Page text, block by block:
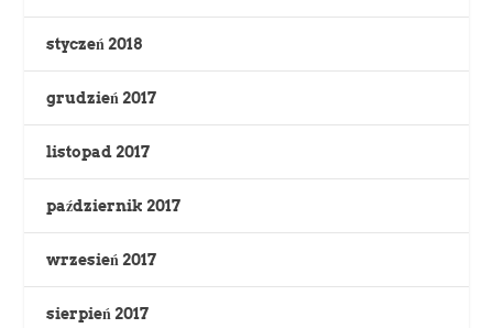
styczeń 2018
grudzień 2017
listopad 2017
październik 2017
wrzesień 2017
sierpień 2017